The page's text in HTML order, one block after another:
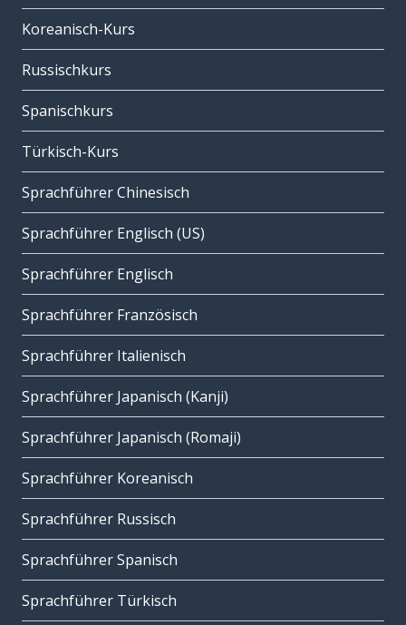
Koreanisch-Kurs
Russischkurs
Spanischkurs
Türkisch-Kurs
Sprachführer Chinesisch
Sprachführer Englisch (US)
Sprachführer Englisch
Sprachführer Französisch
Sprachführer Italienisch
Sprachführer Japanisch (Kanji)
Sprachführer Japanisch (Romaji)
Sprachführer Koreanisch
Sprachführer Russisch
Sprachführer Spanisch
Sprachführer Türkisch